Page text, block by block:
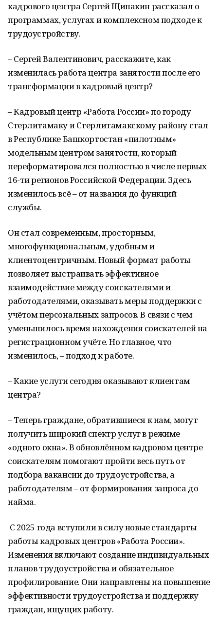
кадрового центра Сергей Щипакин рассказал о
программах, услугах и комплексном подходе к
трудоустройству.
– Сергей Валентинович, расскажите, как
изменилась работа центра занятости после его
трансформации в кадровый центр?
– Кадровый центр «Работа России» по городу
Стерлитамаку и Стерлитамакскому району стал
в Республике Башкортостан «пилотным»
модельным центром занятости, который
переформатировался полностью в числе первых
16-ти регионов Российской Федерации. Здесь
изменилось всё – от названия до функций
службы.
Он стал современным, просторным,
многофункциональным, удобным и
клиентоцентричным. Новый формат работы
позволяет выстраивать эффективное
взаимодействие между соискателями и
работодателями, оказывать меры поддержки с
учётом персональных запросов. В связи с чем
уменьшилось время нахождения соискателей на
регистрационном учёте. Но главное, что
изменилось, – подход к работе.
– Какие услуги сегодня оказывают клиентам
центра?
– Теперь граждане, обратившиеся к нам, могут
получить широкий спектр услуг в режиме
«одного окна». В обновлённом кадровом центре
соискателям помогают пройти весь путь от
подбора вакансии до трудоустройства, а
работодателям – от формирования запроса до
найма.
С 2025 года вступили в силу новые стандарты
работы кадровых центров «Работа России».
Изменения включают создание индивидуальных
планов трудоустройства и обязательное
профилирование. Они направлены на повышение
эффективности трудоустройства и поддержку
граждан, ищущих работу.